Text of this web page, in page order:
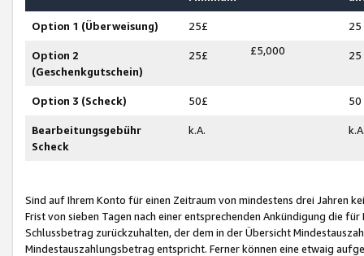
Option 1 (Überweisung) 25£ 25
Option 2
(Geschenkgutschein)
25£ £5,000 25
Option 3 (Scheck) 50£ 50
Bearbeitungsgebühr
Scheck
k.A.
Sind auf Ihrem Konto für einen Zeitraum von mindestens drei Jahren
Frist von sieben Tagen nach einer entsprechenden Ankündigung die
Schlussbetrag zurückzuhalten, der dem in der Übersicht
Mindestauszahlungsbetrag entspricht. Ferner können eine etwaig